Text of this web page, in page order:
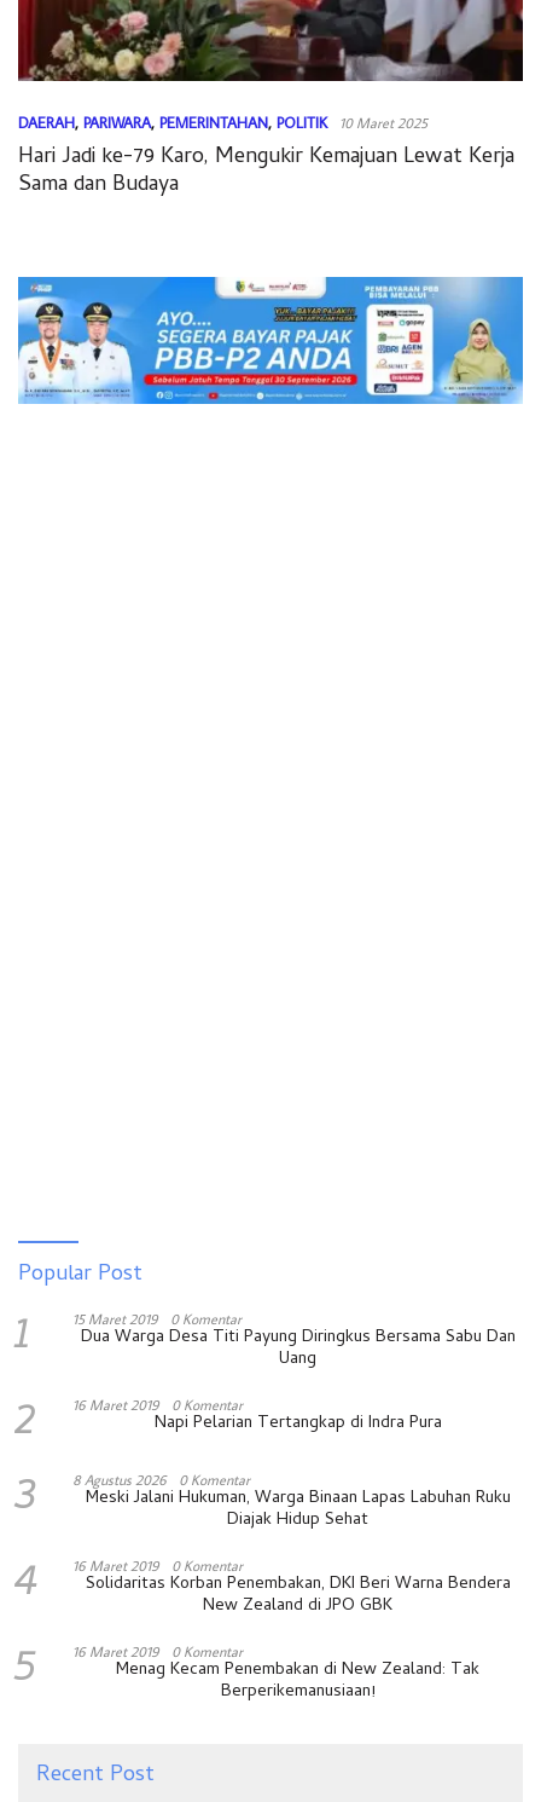
DAERAH, PARIWARA, PEMERINTAHAN, POLITIK 10 Maret 2025
Hari Jadi ke-79 Karo, Mengukir Kemajuan Lewat Kerja
Sama dan Budaya
Popular Post
1 15 Maret 2019 0 Komentar
Dua Warga Desa Titi Payung Diringkus Bersama Sabu Dan
Uang
2 16 Maret 2019 0 Komentar
Napi Pelarian Tertangkap di Indra Pura
3 8 Agustus 2026 0 Komentar
Meski Jalani Hukuman, Warga Binaan Lapas Labuhan Ruku
Diajak Hidup Sehat
4 16 Maret 2019 0 Komentar
Solidaritas Korban Penembakan, DKI Beri Warna Bendera
New Zealand di JPO GBK
5 16 Maret 2019 0 Komentar
Menag Kecam Penembakan di New Zealand: Tak
Berperikemanusiaan!
Recent Post